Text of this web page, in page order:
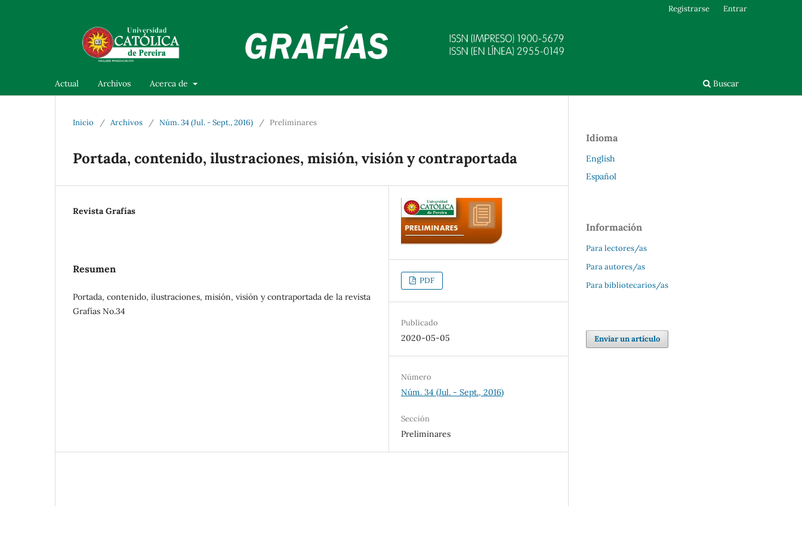
Actual Archivos Acerca de Buscar
Registrarse Entrar
Inicio / Archivos / Núm. 34 (Jul. - Sept., 2016) / Preliminares
Portada, contenido, ilustraciones, misión, visión y contraportada
Revista Grafías
Resumen
Portada, contenido, ilustraciones, misión, visión y contraportada de la revista
Grafías No.34
PDF
Publicado
2020-05-05
Número
Núm. 34 (Jul. - Sept., 2016)
Sección
Preliminares
Idioma
English
Español
Información
Para lectores/as
Para autores/as
Para bibliotecarios/as
Enviar un artículo